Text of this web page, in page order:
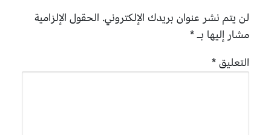
لن يتم نشر عنوان بريدك الإلكتروني. الحقول الإلزامية
مشار إليها بـ*
التعليق*